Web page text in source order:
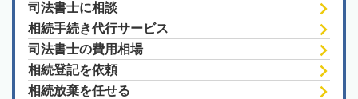
司法書士に相談
相続手続き代行サービス
司法書士の費用相場
相続登記を依頼
相続放棄を任せる